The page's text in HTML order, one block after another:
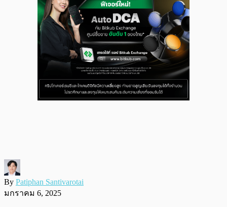
By Patiphan Santivarotai
มกราคม 6, 2025